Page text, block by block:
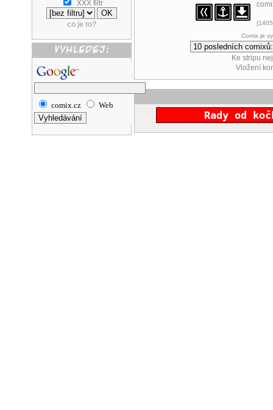
XXX filtr
co je to?
comix.cz Web
Comix je
Ke stripu
Vložení
Rady od